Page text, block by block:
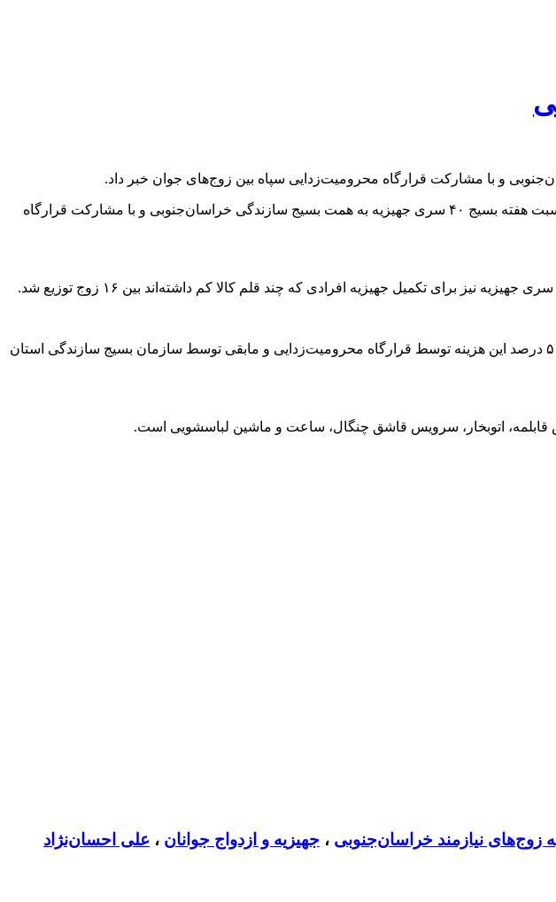
علی احسان‌نژاد ظهر امروز در آیین جشن ازدواج آسان در بیرجند، اظهار داشت: به‌مناسبت هفته بسیج ۴۰ سری جهیزیه به همت بسیج سازندگی خراسان‌جنوبی و با مشارکت قرارگاه
جانشین رییس سازمان بسیج سازندگی خراسان‌جنوبی با اشاره به نحوه تأمین این سری جهیزیه ها، عنوان کرد: ۵۰ درصد این هزینه توسط قرارگاه محرومیت‌زدایی و مابقی توسط سازمان بسیج سازندگی استان
قابلمه، اتوبخار، سرویس قاشق چنگال، ساعت و ماشین لباسشویی است.
زوج‌های نیازمند خراسان‌جنوبی ، جهیزیه و ازدواج جوانان ، علی احسان‌نژاد